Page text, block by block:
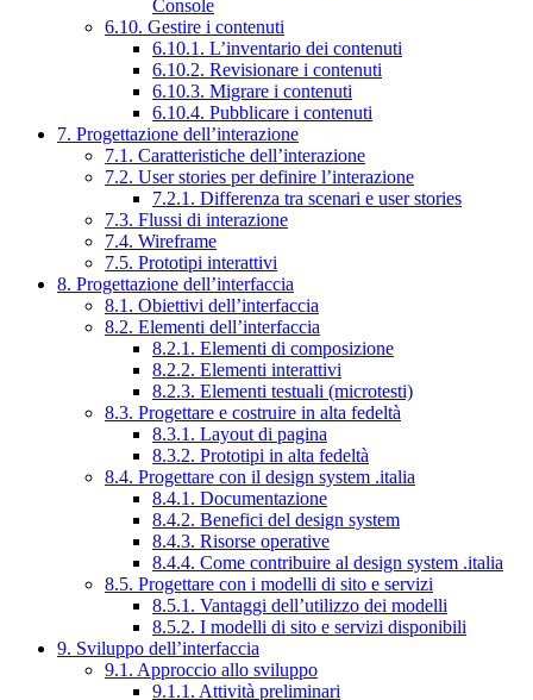
Console
6.10. Gestire i contenuti
6.10.1. L’inventario dei contenuti
6.10.2. Revisionare i contenuti
6.10.3. Migrare i contenuti
6.10.4. Pubblicare i contenuti
7. Progettazione dell’interazione
7.1. Caratteristiche dell’interazione
7.2. User stories per definire l’interazione
7.2.1. Differenza tra scenari e user stories
7.3. Flussi di interazione
7.4. Wireframe
7.5. Prototipi interattivi
8. Progettazione dell’interfaccia
8.1. Obiettivi dell’interfaccia
8.2. Elementi dell’interfaccia
8.2.1. Elementi di composizione
8.2.2. Elementi interattivi
8.2.3. Elementi testuali (microtesti)
8.3. Progettare e costruire in alta fedeltà
8.3.1. Layout di pagina
8.3.2. Prototipi in alta fedeltà
8.4. Progettare con il design system .italia
8.4.1. Documentazione
8.4.2. Benefici del design system
8.4.3. Risorse operative
8.4.4. Come contribuire al design system .italia
8.5. Progettare con i modelli di sito e servizi
8.5.1. Vantaggi dell’utilizzo dei modelli
8.5.2. I modelli di sito e servizi disponibili
9. Sviluppo dell’interfaccia
9.1. Approccio allo sviluppo
9.1.1. Attività preliminari